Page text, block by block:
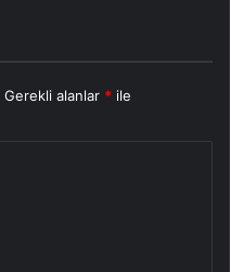
Gerekli alanlar * ile